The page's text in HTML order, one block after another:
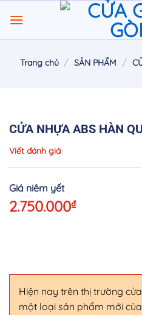
đến
nội
Trang chủ / SẢN PHẨM /
CỬA NHỰA ABS HÀN
Viết đánh giá
2.750.000₫
Hiện nay trên thị trường
một loại sản phẩm mới